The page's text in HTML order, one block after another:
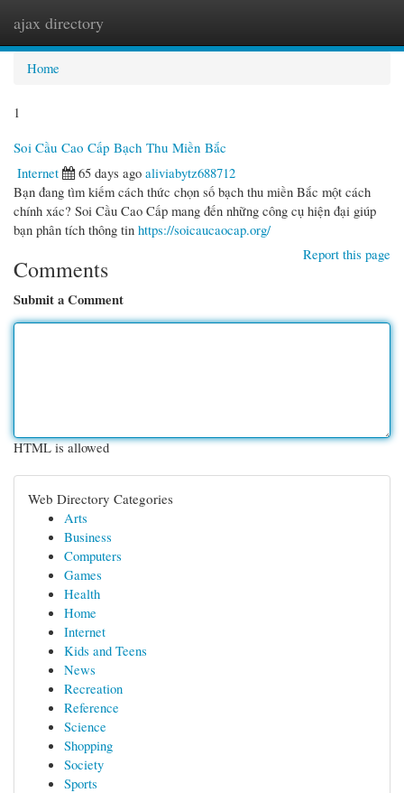
ajax directory
Home
1
Soi Cầu Cao Cấp Bạch Thu Miền Bắc
Internet
65 days ago aliviabytz688712
Bạn đang tìm kiếm cách thức chọn số bạch thu miền Bắc một cách
chính xác? Soi Cầu Cao Cấp mang đến những công cụ hiện đại giúp
bạn phân tích thông tin https://soicaucaocap.org/
Report this page
Comments
Submit a Comment
HTML is allowed
Web Directory Categories
Arts
Business
Computers
Games
Health
Home
Internet
Kids and Teens
News
Recreation
Reference
Science
Shopping
Society
Sports